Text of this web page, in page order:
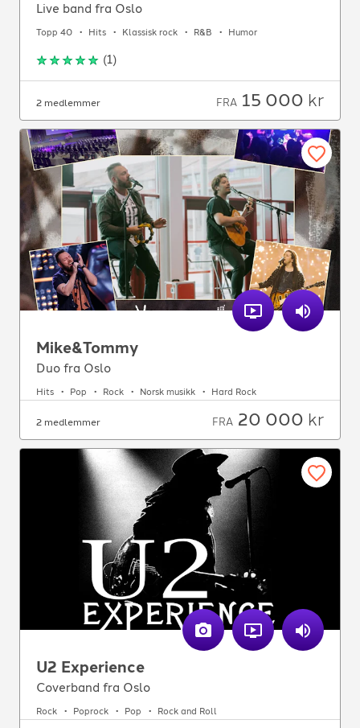
Live band fra Oslo
Topp 40 Hits Klassisk rock R&B Humor
(1)
2 medlemmer FRA 15 000 kr
Mike&Tommy
Duo fra Oslo
Hits Pop Rock Norsk musikk Hard Rock
2 medlemmer FRA 20 000 kr
U2 Experience
Coverband fra Oslo
Rock Poprock Pop Rock and Roll